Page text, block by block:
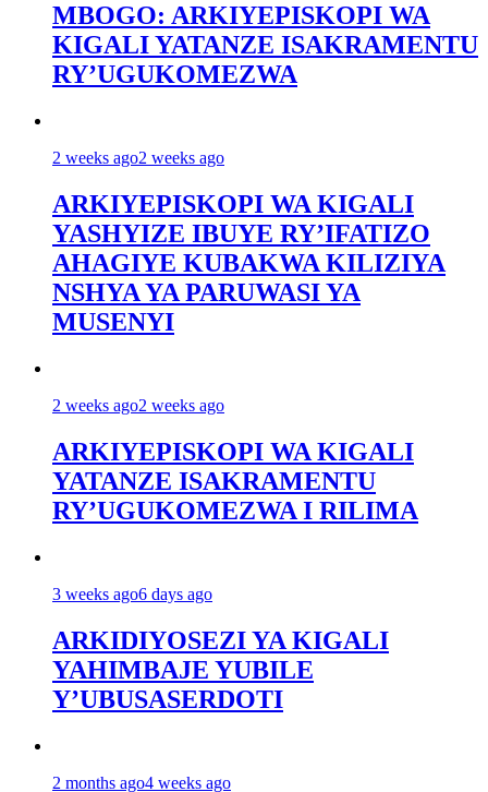
MBOGO: ARKIYEPISKOPI WA
KIGALI YATANZE ISAKRAMENTU
RY’UGUKOMEZWA
2 weeks ago2 weeks ago
ARKIYEPISKOPI WA KIGALI
YASHYIZE IBUYE RY’IFATIZO
AHAGIYE KUBAKWA KILIZIYA
NSHYA YA PARUWASI YA
MUSENYI
2 weeks ago2 weeks ago
ARKIYEPISKOPI WA KIGALI
YATANZE ISAKRAMENTU
RY’UGUKOMEZWA I RILIMA
3 weeks ago6 days ago
ARKIDIYOSEZI YA KIGALI
YAHIMBAJE YUBILE
Y’UBUSASERDOTI
2 months ago4 weeks ago